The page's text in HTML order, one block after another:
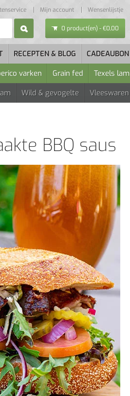
Mijn account Wensenlijstje
0 product(en) - €0,00
RECEPTEN & BLOG
CADEAUBON
varken Grain fed
Texels lam
Wild & gevogelte Vleeswaren
BBQ saus